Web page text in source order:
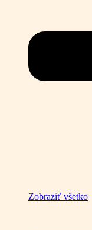
Zobraziť všetko